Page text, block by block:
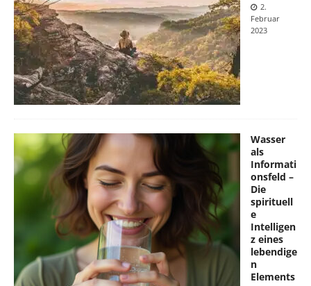
2.
Februar
2023
Wasser
als
Informati
onsfeld –
Die
spirituell
e
Intelligen
z eines
lebendige
n
Elements